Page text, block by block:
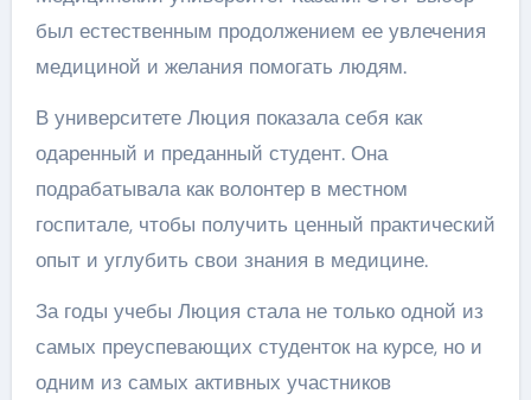
был естественным продолжением ее увлечения
медициной и желания помогать людям.
В университете Люция показала себя как
одаренный и преданный студент. Она
подрабатывала как волонтер в местном
госпитале, чтобы получить ценный практический
опыт и углубить свои знания в медицине.
За годы учебы Люция стала не только одной из
самых преуспевающих студенток на курсе, но и
одним из самых активных участников